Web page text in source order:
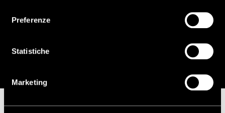
Preferenze
Statistiche
Marketing